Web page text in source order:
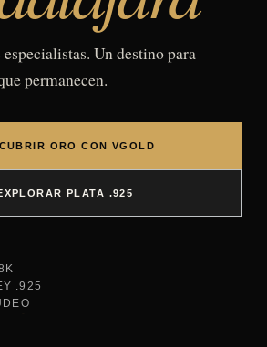
Un destino para
permanecen.
ORO CON VGOLD
PLATA .925
.925